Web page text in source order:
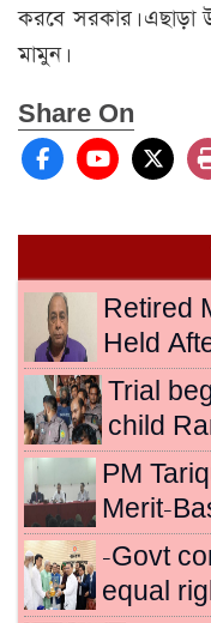
করবে সরকার। এছাড়া
মামুন।
Share On
Retired
Held
Trial
child
PM
Merit-
-Govt
equal